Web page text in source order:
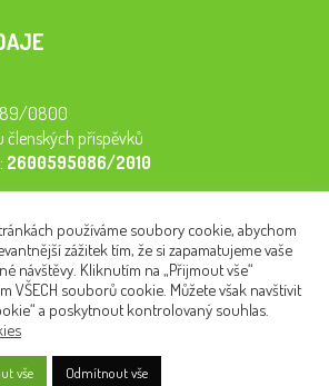
0800
členských příspěvků
2600595086/2010
plavbu na lodi a WC kartu. Z peněz
pro pacienty.
používáme soubory cookie, abychom
zážitek tím, že si zapamatujeme vaše
návštěvy. Kliknutím na „Přijmout vše“
VŠECH souborů cookie. Můžete však navštívit
a poskytnout kontrolovaný souhlas.
vše Odmítnout vše